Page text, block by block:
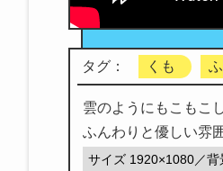
タグ： くも
雲のようにもこもこ
ふんわりと優しい雰
サイズ 1920×1080／